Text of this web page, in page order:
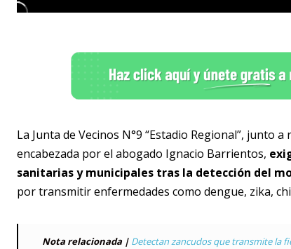
La Junta de Vecinos N°9 “Estadio Regional”, junto
encabezada por el abogado Ignacio Barrientos,
sanitarias y municipales tras la detección del
por transmitir enfermedades como dengue, zika,
Nota relacionada | Detectan zancudos que transmite la